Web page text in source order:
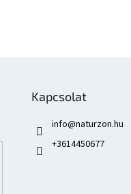
Kapcsolat
info@naturzon.hu
+3614450677